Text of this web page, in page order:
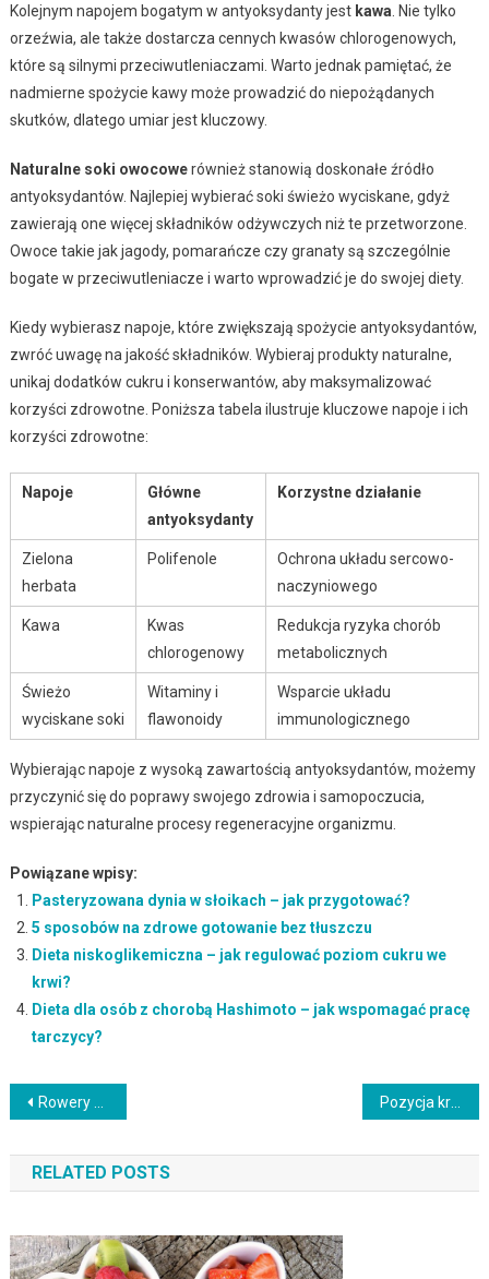
Kolejnym napojem bogatym w antyoksydanty jest kawa . Nie tylko
orzeźwia, ale także dostarcza cennych kwasów chlorogenowych,
które są silnymi przeciwutleniaczami. Warto jednak pamiętać, że
nadmierne spożycie kawy może prowadzić do niepożądanych
skutków, dlatego umiar jest kluczowy.
Naturalne soki owocowerównież stanowią doskonałe źródło
antyoksydantów. Najlepiej wybierać soki świeżo wyciskane, gdyż
zawierają one więcej składników odżywczych niż te przetworzone.
Owoce takie jak jagody, pomarańcze czy granaty są szczególnie
bogate w przeciwutleniacze i warto wprowadzić je do swojej diety.
Kiedy wybierasz napoje, które zwiększają spożycie antyoksydantów,
zwróć uwagę na jakość składników. Wybieraj produkty naturalne,
unikaj dodatków cukru i konserwantów, aby maksymalizować
korzyści zdrowotne. Poniższa tabela ilustruje kluczowe napoje i ich
korzyści zdrowotne:
Napoje
Główne
antyoksydanty
Korzystne działanie
Zielona
herbata
Polifenole
Ochrona układu sercowo-
naczyniowego
Kawa
Kwas
chlorogenowy
Redukcja ryzyka chorób
metabolicznych
Świeżo
wyciskane soki
Witaminy i
flawonoidy
Wsparcie układu
immunologicznego
Wybierając napoje z wysoką zawartością antyoksydantów, możemy
przyczynić się do poprawy swojego zdrowia i samopoczucia,
wspierając naturalne procesy regeneracyjne organizmu.
Powiązane wpisy:
Pasteryzowana dynia w słoikach – jak przygotować?
5 sposobów na zdrowe gotowanie bez tłuszczu
Dieta niskoglikemiczna – jak regulować poziom cukru we
krwi?
Dieta dla osób z chorobą Hashimoto – jak wspomagać pracę
tarczycy?
Nawigacja
wpisu
Rowery w Suwałkach – najlepsze trasy i sklepy rowerowe w mieście Pozycja kruka w joge – krok po kroku instrukcja dla początkujących
RELATED POSTS